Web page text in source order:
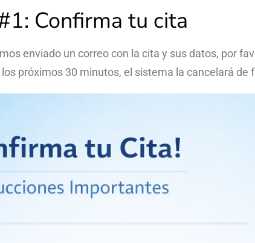
Confirma tu cita
enviado un correo con la cita y sus datos, por
próximos 30 minutos, el sistema la cancelará de